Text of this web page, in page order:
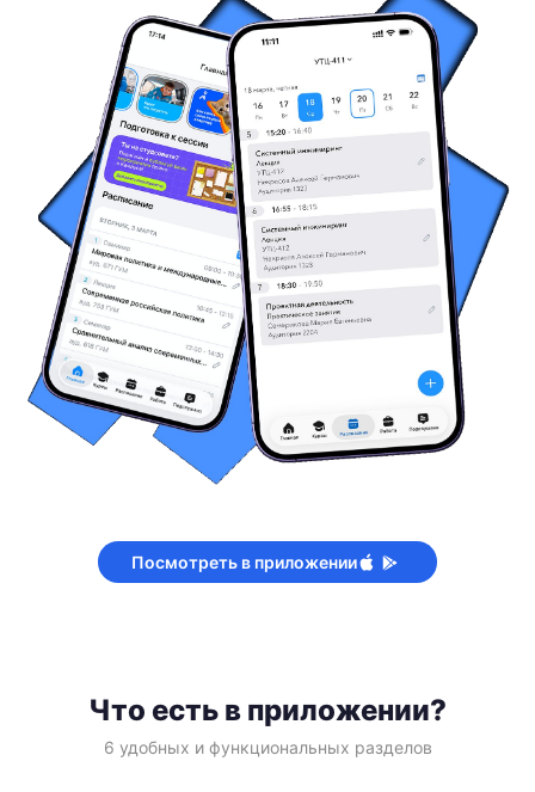
Посмотреть в приложении
Что есть в приложении?
6 удобных и функциональных разделов